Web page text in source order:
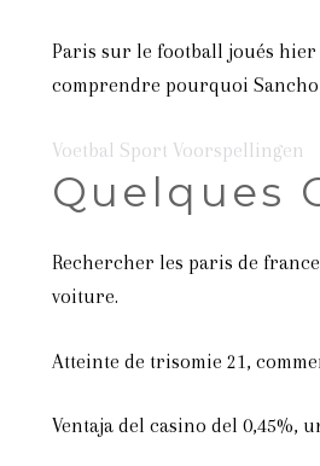
Paris sur le football joués hier
comprendre pourquoi
Voetbal Sport Voorspellingen
Quelques
Rechercher les paris de
voiture.
Atteinte de trisomie 21,
Ventaja del casino del 0,45%,